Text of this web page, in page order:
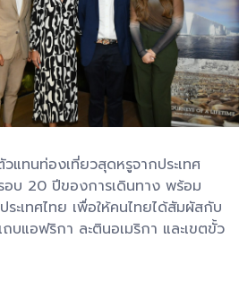
แทนท่องเที่ยวสุดหรูจากประเทศ
อบ 20 ปีของการเดินทาง พร้อม
ะเทศไทย เพื่อให้คนไทยได้สัมผัสกับ
บแอฟริกา ละตินอเมริกา และเขตขั้ว